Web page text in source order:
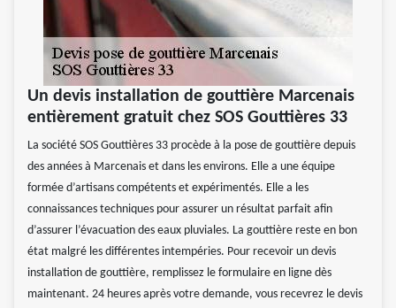
Un devis installation de gouttière Marcenais
entièrement gratuit chez SOS Gouttières 33
La société SOS Gouttières 33 procède à la pose de gouttière depuis
des années à Marcenais et dans les environs. Elle a une équipe
formée d’artisans compétents et expérimentés. Elle a les
connaissances techniques pour assurer un résultat parfait afin
d’assurer l’évacuation des eaux pluviales. La gouttière reste en bon
état malgré les différentes intempéries. Pour recevoir un devis
installation de gouttière, remplissez le formulaire en ligne dès
maintenant. 24 heures après votre demande, vous recevrez le devis